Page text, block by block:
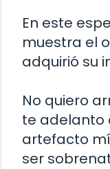
En este
muestra el
adquirió su
No quiero
te adelanto
artefacto
ser